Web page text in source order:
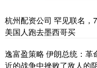
杭州配资公司 罕见联名，
美国人跑去墨西哥买
逸富盈策略 伊朗总统：
近的战争中挫败了敌人的